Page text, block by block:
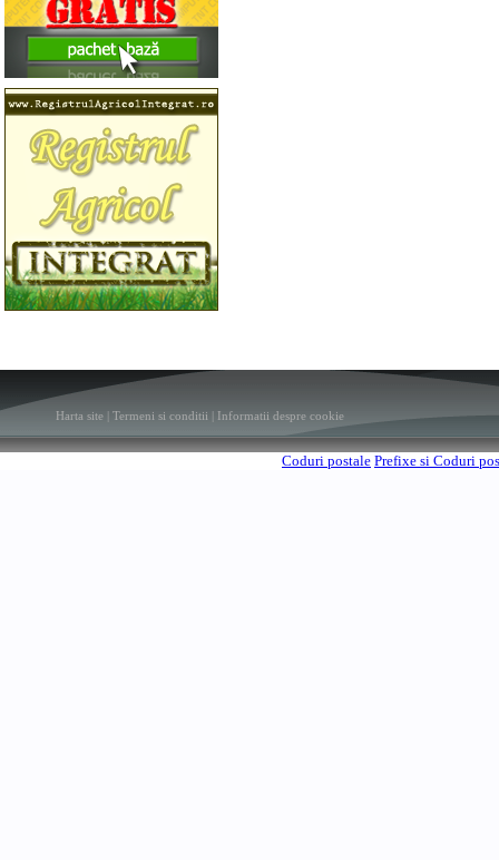
Harta site | Termeni si conditii | Informatii despre cookie
Coduri postale Prefixe si Coduri